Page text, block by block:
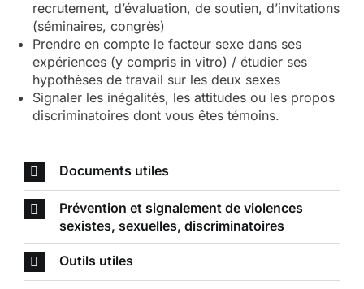
recrutement, d’évaluation, de soutien, d’invitations
(séminaires, congrès)
Prendre en compte le facteur sexe dans ses
expériences (y compris in vitro) / étudier ses
hypothèses de travail sur les deux sexes
Signaler les inégalités, les attitudes ou les propos
discriminatoires dont vous êtes témoins.
Documents utiles
Prévention et signalement de violences
sexistes, sexuelles, discriminatoires
Outils utiles